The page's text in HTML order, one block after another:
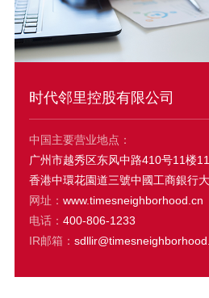
时代邻里控股有限公司
中国主要营业地点：
广州市越秀区东风中路410号11楼
香港中環花園道三號中國工商銀行
网址： www.timesneighborhood.cn
电话： 400-806-1233
IR邮箱：